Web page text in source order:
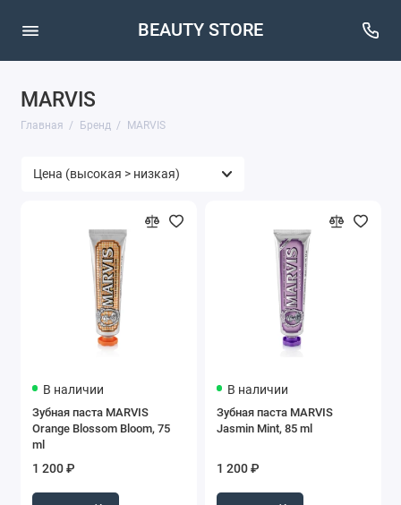
BEAUTY STORE
MARVIS
Главная Бренд MARVIS
В наличии
Зубная паста MARVIS
Orange Blossom Bloom, 75
ml
1 200 ₽
В наличии
Зубная паста MARVIS
Jasmin Mint, 85 ml
1 200 ₽